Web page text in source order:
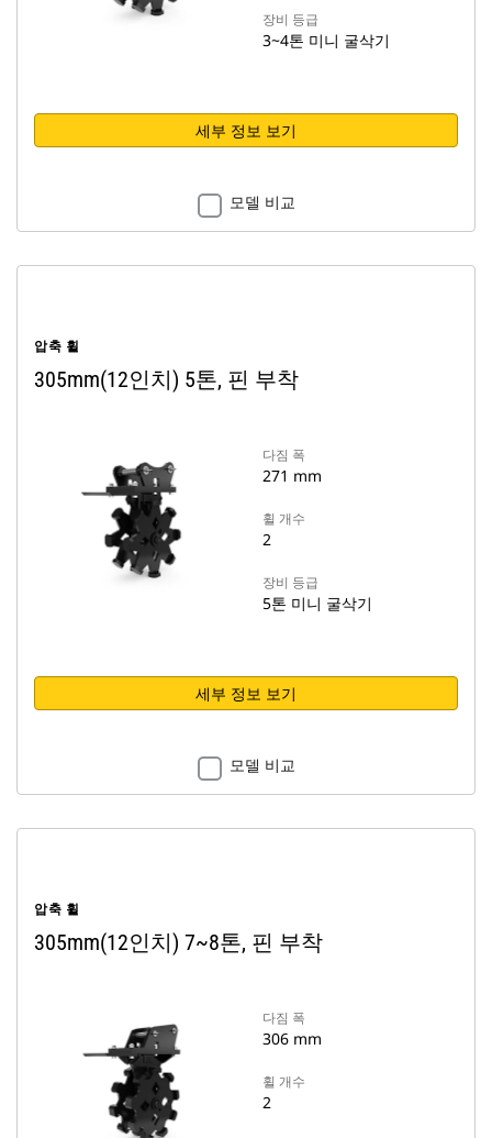
장비 등급
3~4톤 미니 굴삭기
세부 정보 보기
모델 비교
압축 휠
305mm(12인치) 5톤, 핀 부착
다짐 폭
271 mm
휠 개수
2
장비 등급
5톤 미니 굴삭기
세부 정보 보기
모델 비교
압축 휠
305mm(12인치) 7~8톤, 핀 부착
다짐 폭
306 mm
휠 개수
2